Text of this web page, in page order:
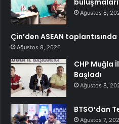
Ağustos 8,
Çin’den ASEAN
Ağustos 8, 2026
CHP Muğla
Başladı
Ağustos 8,
BTSO’dan
Ağustos 7,